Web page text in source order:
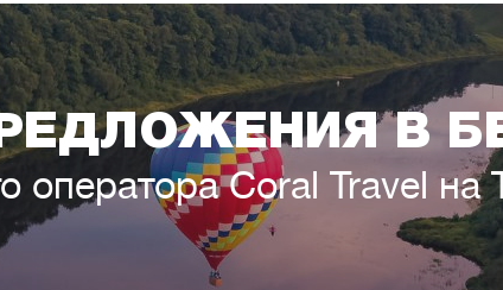
В
оператора Coral Travel на